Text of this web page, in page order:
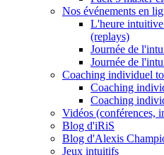
Nos événements en
L'heure
(replays)
Journée de
Journée de
Coaching individuel
Coaching
Coaching
Vidéos (conférences,
Blog d'iRiS
Blog d'Alexis
Jeux intuitifs